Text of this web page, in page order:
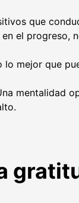
que
el progreso,
lo mejor que
mentalidad